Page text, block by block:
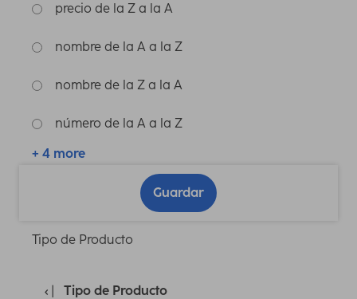
precio de la Z a la A
nombre de la A a la Z
nombre de la Z a la A
número de la A a la Z
+ 4 more
Guardar
Tipo de Producto
Tipo de Producto